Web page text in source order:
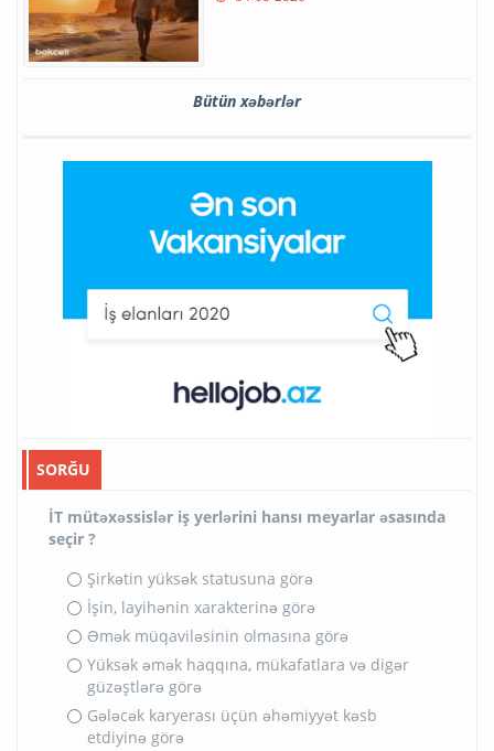
Bütün xəbərlər
SORĞU
İT mütəxəssislər iş yerlərini hansı meyarlar əsasında
seçir ?
Şirkətin yüksək statusuna görə
İşin, layihənin xarakterinə görə
Əmək müqaviləsinin olmasına görə
Yüksək əmək haqqına, mükafatlara və digər
güzəştlərə görə
Gələcək karyerası üçün əhəmiyyət kəsb
etdiyinə görə